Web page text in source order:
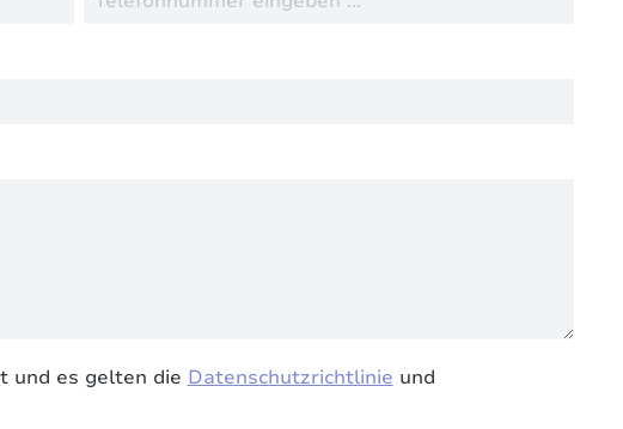
und es gelten die Datenschutzrichtlinie und